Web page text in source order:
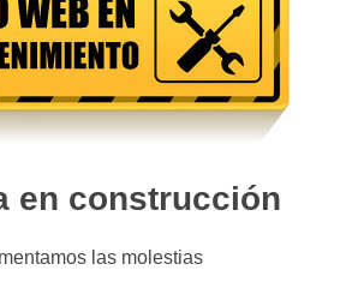
en construcción
las molestias